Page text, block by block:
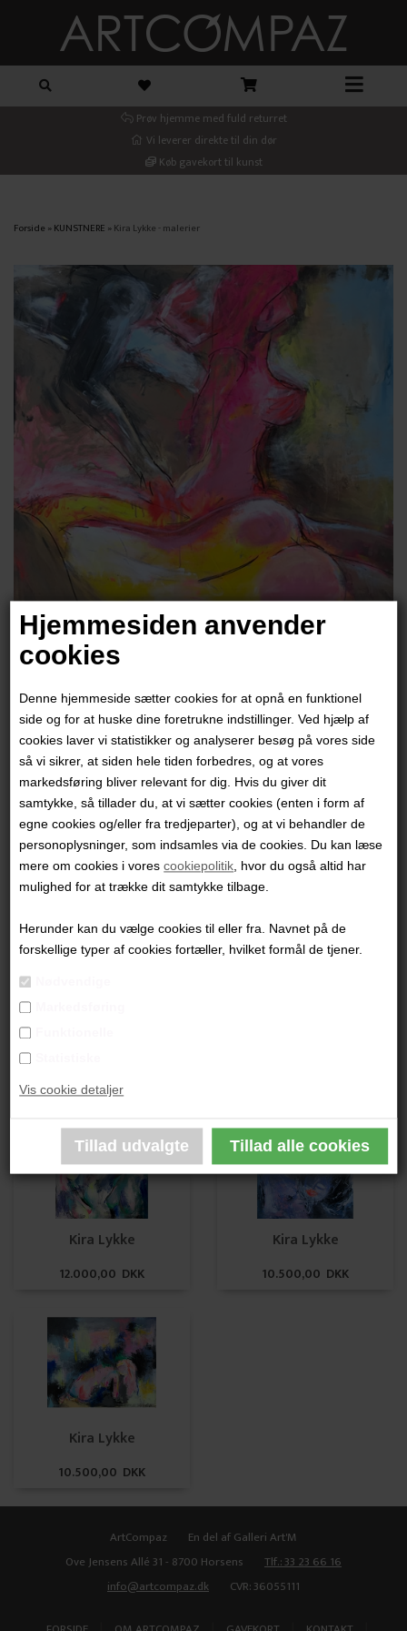
Hjemmesiden anvender
cookies
Denne hjemmeside sætter cookies for at opnå en funktionel
side og for at huske dine foretrukne indstillinger. Ved hjælp af
cookies laver vi statistikker og analyserer besøg på vores side
så vi sikrer, at siden hele tiden forbedres, og at vores
markedsføring bliver relevant for dig. Hvis du giver dit
samtykke, så tillader du, at vi sætter cookies (enten i form af
egne cookies og/eller fra tredjeparter), og at vi behandler de
personoplysninger, som indsamles via de cookies. Du kan læse
mere om cookies i vorescookiepolitik , hvor du også altid har
mulighed for at trække dit samtykke tilbage.
Herunder kan du vælge cookies til eller fra. Navnet på de
forskellige typer af cookies fortæller, hvilket formål de tjener.
Vis cookie detaljer
Prøv hjemme med fuld returret
Vi leverer direkte til din dør
Køb gavekort til kunst
Forside »KUNSTNERE »Kira Lykke - malerier
Kira Lykke
8.500,00DKK
"Uden Titel"
100 x 100 cm.
Ikke indrammet
PRODUKTBESKRIVELSE
PRODUKTINFORMATION
Andre værker af kunstneren:
Kira Lykke
12.000,00 DKK
Kira Lykke
10.500,00 DKK
Kira Lykke
10.500,00 DKK
ArtCompaz
En del af Galleri Art'M
Ove Jensens Allé 31 - 8700 Horsens
Tlf.: 33 23 66 16
info@artcompaz.dk
CVR: 36055111